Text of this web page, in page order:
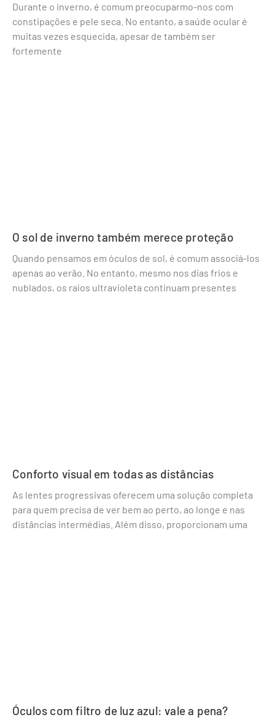
Durante o inverno, é comum preocuparmo-nos com
constipações e pele seca. No entanto, a saúde ocular é
muitas vezes esquecida, apesar de também ser
fortemente
O sol de inverno também merece proteção
Quando pensamos em óculos de sol, é comum associá-los
apenas ao verão. No entanto, mesmo nos dias frios e
nublados, os raios ultravioleta continuam presentes
Conforto visual em todas as distâncias
As lentes progressivas oferecem uma solução completa
para quem precisa de ver bem ao perto, ao longe e nas
distâncias intermédias. Além disso, proporcionam uma
Óculos com filtro de luz azul: vale a pena?